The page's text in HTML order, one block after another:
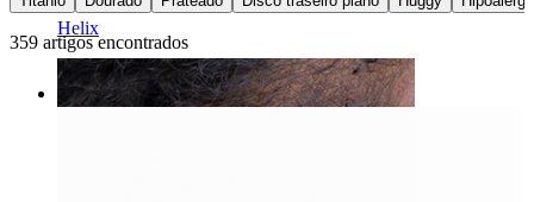
Helix
359 artigos encontrados